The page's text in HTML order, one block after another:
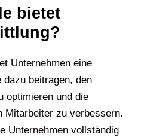
bietet
Unternehmen eine
beitragen, den
optimieren und die
Mitarbeiter zu verbessern.
Unternehmen vollständig